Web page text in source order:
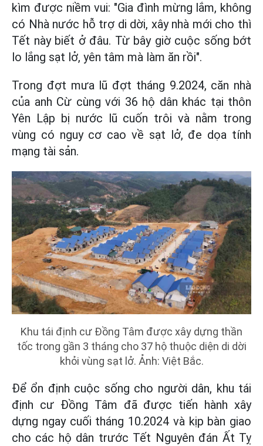
kìm được niềm vui: "Gia đình mừng lắm, không
có Nhà nước hỗ trợ di dời, xây nhà mới cho thì
Tết này biết ở đâu. Từ bây giờ cuộc sống bớt
lo lắng sạt lở, yên tâm mà làm ăn rồi".
Trong đợt mưa lũ đợt tháng 9.2024, căn nhà
của anh Cừ cùng với 36 hộ dân khác tại thôn
Yên Lập bị nước lũ cuốn trôi và nằm trong
vùng có nguy cơ cao về sạt lở, đe dọa tính
mạng tài sản.
Khu tái định cư Đồng Tâm được xây dựng thần
tốc trong gần 3 tháng cho 37 hộ thuộc diện di dời
khỏi vùng sạt lở. Ảnh: Việt Bắc.
Để ổn định cuộc sống cho người dân, khu tái
định cư Đồng Tâm đã được tiến hành xây
dựng ngay cuối tháng 10.2024 và kịp bàn giao
cho các hộ dân trước Tết Nguyên đán Ất Tỵ